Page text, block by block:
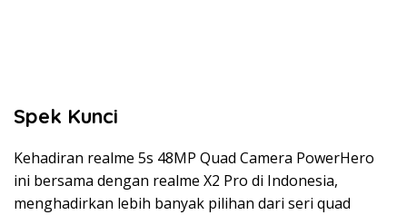
Spek Kunci
Kehadiran realme 5s 48MP Quad Camera PowerHero
ini bersama dengan realme X2 Pro di Indonesia,
menghadirkan lebih banyak pilihan dari seri quad